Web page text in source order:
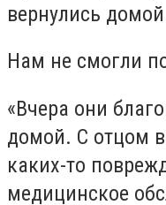
вернулись
Нам не смогли
«Вчера они
домой. С отцом
каких-то
медицинское